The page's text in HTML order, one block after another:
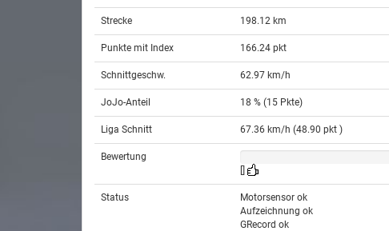
Strecke 198.12 km
Punkte mit Index 166.24 pkt
Schnittgeschw. 62.97 km/h
JoJo-Anteil 18 % (15 Pkte)
Liga Schnitt 67.36 km/h (48.90 pkt )
Bewertung
[]
Status
Motorsensor ok
Aufzeichnung ok
GRecord ok